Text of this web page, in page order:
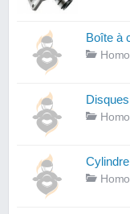
Boîte à